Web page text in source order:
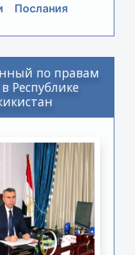
Послания
по правам
Республике